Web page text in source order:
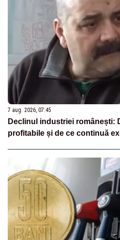
7 aug. 2026, 07:45
Declinul industriei românești:
profitabile și de ce continuă